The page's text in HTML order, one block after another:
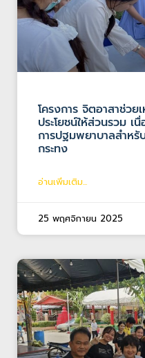
โครงการ จิตอาสาช่ว
ประโยชน์ให้ส่วนรวม เ
การปฐมพยาบาลสำหรั
กระทง
อ่านเพิ่มเติม...
25 พฤศจิกายน 2025